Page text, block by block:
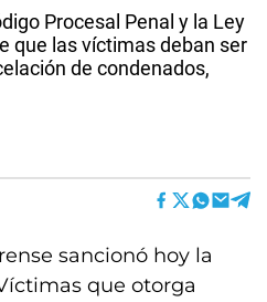
Procesal Penal y la Ley
que las víctimas deban ser
de condenados,
sancionó hoy la
que otorga